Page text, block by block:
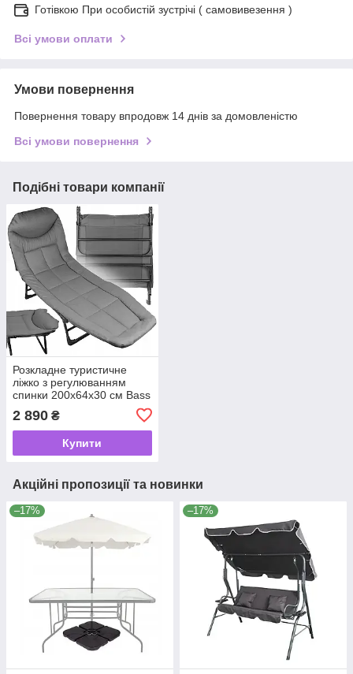
Готівкою При особистій зустрічі ( самовивезення )
Всі умови оплати
Умови повернення
Повернення товару впродовж 14 днів за домовленістю
Всі умови повернення
Подібні товари компанії
Розкладне туристичне
ліжко з регулюванням
спинки 200х64х30 см Bass
2 890 ₴
Купити
Акційні пропозиції та новинки
–17% –17%